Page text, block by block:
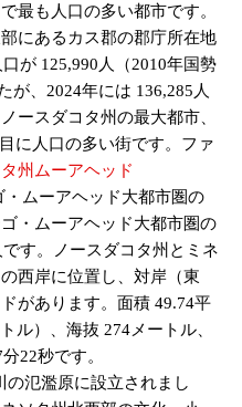
で最も人口の多い都市です。
にあるカス郡の郡庁所在地
が 125,990人（2010年国勢
が、2024年には 136,285人
ースダコタ州の最大都市、
に人口の多い街です。ファ
州 ムーアヘッド
・ムーアヘッド大都市圏の
・ムーアヘッド大都市圏の
す。ノースダコタ州とミネ
西岸に位置し、対岸（東
があります。面積 49.74平
ル）、海抜 274メートル、
22秒です。
氾濫原に設立されまし